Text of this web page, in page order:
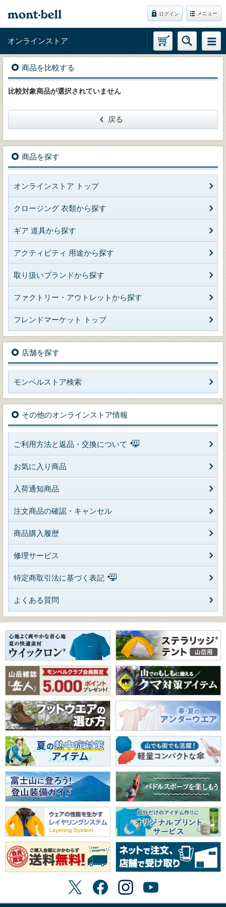
ログイン メニュー
オンラインストア
商品を比較する
比較対象商品が選択されていません
戻る
商品を探す
オンラインストア トップ
クロージング 衣類から探す
ギア 道具から探す
アクティビティ 用途から探す
取り扱いブランドから探す
ファクトリー・アウトレットから探す
フレンドマーケット トップ
店舗を探す
モンベルストア検索
その他のオンラインストア情報
ご利用方法と返品・交換について
お気に入り商品
入荷通知商品
注文商品の確認・キャンセル
商品購入履歴
修理サービス
特定商取引法に基づく表記
よくある質問